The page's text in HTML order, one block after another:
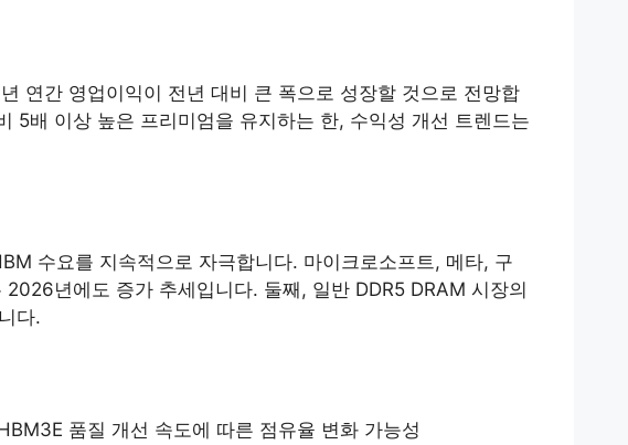
연간 영업이익이 전년 대비 큰 폭으로 성장할 것으로 전망합
5배 이상 높은 프리미엄을 유지하는 한, 수익성 개선 트렌드는
수요를 지속적으로 자극합니다. 마이크로소프트, 메타, 구
년에도 증가 추세입니다. 둘째, 일반 DDR5 DRAM 시장의
다.
품질 개선 속도에 따른 점유율 변화 가능성